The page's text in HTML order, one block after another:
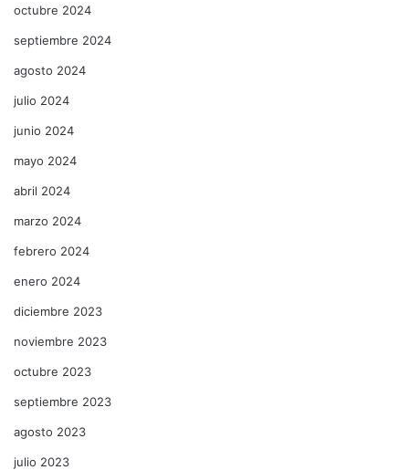
octubre 2024
septiembre 2024
agosto 2024
julio 2024
junio 2024
mayo 2024
abril 2024
marzo 2024
febrero 2024
enero 2024
diciembre 2023
noviembre 2023
octubre 2023
septiembre 2023
agosto 2023
julio 2023